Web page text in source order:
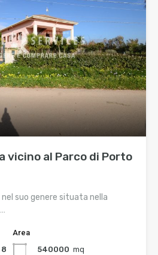
vicino al Parco di Porto
suo genere situata nella
8
Area
540000 mq